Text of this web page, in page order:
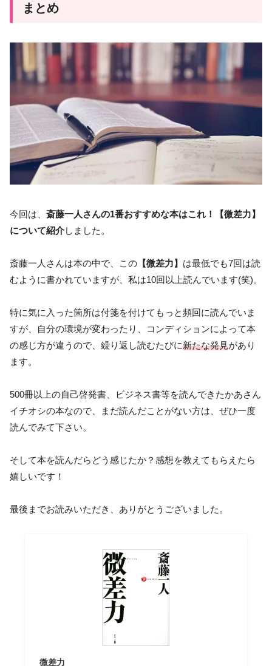
まとめ
今回は、斎藤一人さんの1番おすすめな本はこれ！【微差力】
について紹介しました。
斎藤一人さんは本の中で、この 【微差力】 は最低でも7回は読
むように書かれていますが、私は10回以上読んでいます(笑)。
特に気に入った箇所は付箋を付けてもっと頻回に読んでいま
すが、自分の環境が変わったり、コンディションによって本
の感じ方が違うので、繰り返し読むたびに新たな発見があり
ます。
500冊以上の自己啓発書、ビジネス書等を読んできたかあさん
イチオシの本なので、まだ読んだことがない方は、ぜひ一度
読んでみて下さい。
そして本を読んだらどう感じたか？感想を教えてもらえたら
嬉しいです！
最後までお読みいただき、ありがとうございました。
微差力